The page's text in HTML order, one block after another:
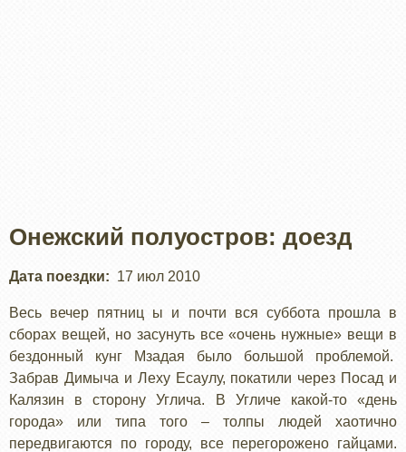
Онежский полуостров: доезд
Дата поездки 17 июл 2010
Весь вечер пятниц ы и почти вся суббота прошла в
сборах вещей, но засунуть все «очень нужные» вещи в
бездонный кунг Мзадая было большой проблемой.
Забрав Димыча и Леху Есаулу, покатили через Посад и
Калязин в сторону Углича. В Угличе какой-то «день
города» или типа того – толпы людей хаотично
передвигаются по городу, все перегорожено гайцами.